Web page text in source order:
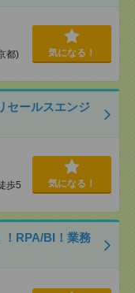
都)
気になる！
セールスエンジ
歩5
気になる！
！RPA/BI！業務